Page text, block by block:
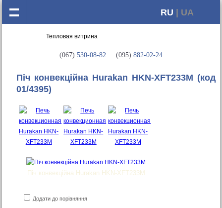
RU | UA
(067) 530-08-82 (095) 882-02-24
Піч конвекційна Hurakan HKN-XFT233M (код
01/4395)
Піч конвекційна Hurakan HKN-XFT233M
Додати до порівняння